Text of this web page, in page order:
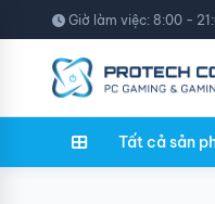
Giờ làm việc: 8:00 -
Tất cả sản